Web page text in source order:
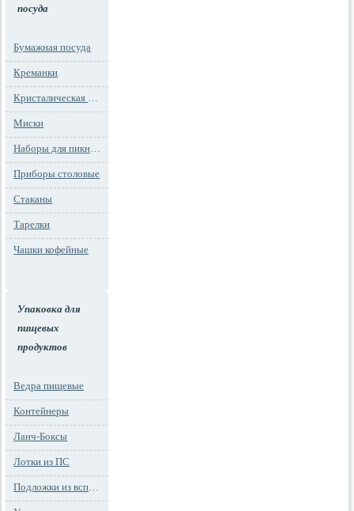
посуда
Бумажная посуда
Креманки
Кристалическая посуда
Миски
Наборы для пикника
Приборы столовые
Стаканы
Тарелки
Чашки кофейные
Упаковка для
пищевых
продуктов
Ведра пищевые
Контейнеры
Ланч-Боксы
Лотки из ПС
Подложки из вспененного ПС